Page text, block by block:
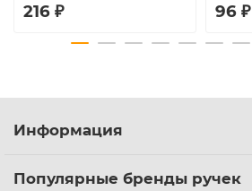
216 ₽ 96 ₽
Информация
Популярные бренды ручек